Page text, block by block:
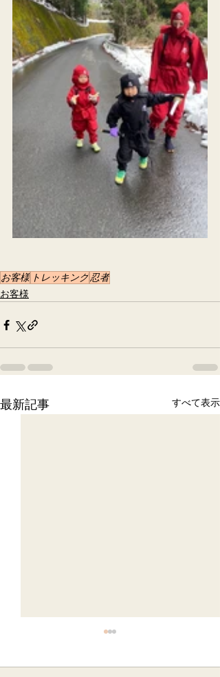
お客様 トレッキング忍者
お客様
最新記事 すべて表示